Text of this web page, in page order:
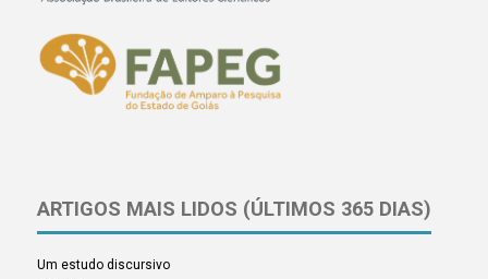
ARTIGOS MAIS LIDOS (ÚLTIMOS 365 DIAS)
Um estudo discursivo